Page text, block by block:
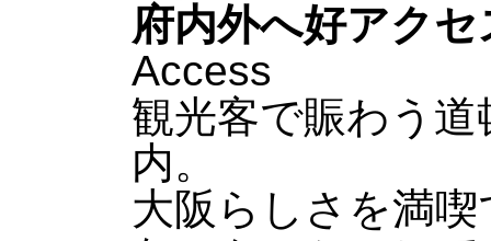
府内外へ好アクセ
Access
観光客で賑わう
内。
大阪らしさを満